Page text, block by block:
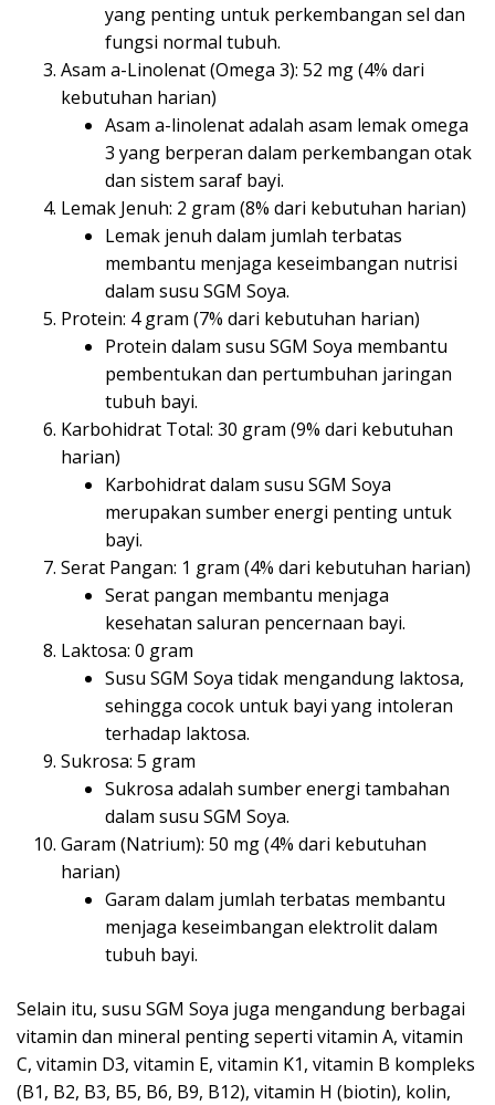
yang penting untuk perkembangan sel dan
fungsi normal tubuh.
Asam a-Linolenat (Omega 3): 52 mg (4% dari
kebutuhan harian)
Asam a-linolenat adalah asam lemak omega
3 yang berperan dalam perkembangan otak
dan sistem saraf bayi.
Lemak Jenuh: 2 gram (8% dari kebutuhan harian)
Lemak jenuh dalam jumlah terbatas
membantu menjaga keseimbangan nutrisi
dalam susu SGM Soya.
Protein: 4 gram (7% dari kebutuhan harian)
Protein dalam susu SGM Soya membantu
pembentukan dan pertumbuhan jaringan
tubuh bayi.
Karbohidrat Total: 30 gram (9% dari kebutuhan
harian)
Karbohidrat dalam susu SGM Soya
merupakan sumber energi penting untuk
bayi.
Serat Pangan: 1 gram (4% dari kebutuhan harian)
Serat pangan membantu menjaga
kesehatan saluran pencernaan bayi.
Laktosa: 0 gram
Susu SGM Soya tidak mengandung laktosa,
sehingga cocok untuk bayi yang intoleran
terhadap laktosa.
Sukrosa: 5 gram
Sukrosa adalah sumber energi tambahan
dalam susu SGM Soya.
Garam (Natrium): 50 mg (4% dari kebutuhan
harian)
Garam dalam jumlah terbatas membantu
menjaga keseimbangan elektrolit dalam
tubuh bayi.
Selain itu, susu SGM Soya juga mengandung berbagai
vitamin dan mineral penting seperti vitamin A, vitamin
C, vitamin D3, vitamin E, vitamin K1, vitamin B kompleks
(B1, B2, B3, B5, B6, B9, B12), vitamin H (biotin), kolin,